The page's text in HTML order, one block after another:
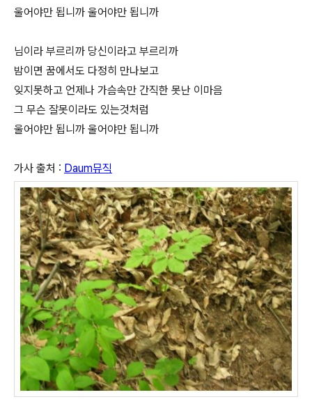
울어야만 됩니까 울어야만 됩니까
님이라 부르리까 당신이라고 부르리까
밤이면 꿈에서도 다정히 만나보고
잊지못하고 언제나 가슴속만 간직한 못난 이마음
그 무슨 잘못이라도 있는것처럼
울어야만 됩니까 울어야만 됩니까
가사 출처 : Daum뮤직